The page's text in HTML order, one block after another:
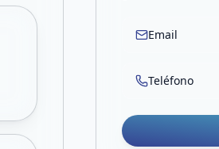
Email
Teléfono